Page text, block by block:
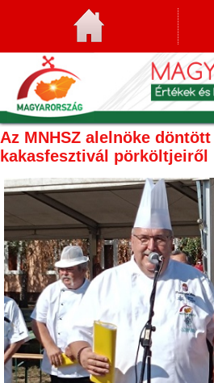
Az MNHSZ alelnöke
kakasfesztivál pörköltjeiről